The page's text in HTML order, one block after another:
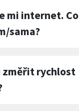
mi internet.
sama?
změřit rychlost